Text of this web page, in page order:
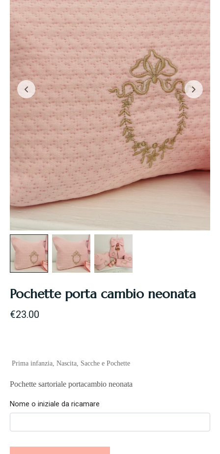
Pochette porta cambio neonata
€23.00
Prima infanzia, Nascita, Sacche e Pochette
Pochette sartoriale portacambio neonata
Nome o iniziale da ricamare